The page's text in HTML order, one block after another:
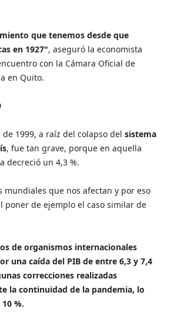
que tenemos desde que
en 1927", aseguró la economista
con la Cámara Oficial de
en Quito.
1999, a raíz del colapso delsistema
, fue tan grave, porque en aquella
decreció un 4,3 %.
mundiales que nos afectan y por eso
poner de ejemplo el caso similar de
de organismos internacionales
una caída del PIB de entre 6,3 y 7,4
correcciones realizadas
la continuidad de la pandemia, lo
%.